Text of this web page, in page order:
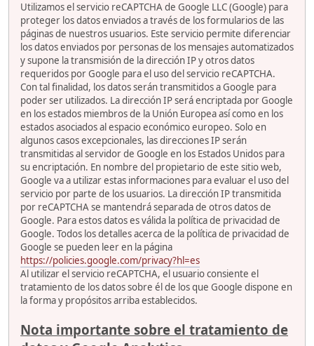
Utilizamos el servicio reCAPTCHA de Google LLC (Google) para
proteger los datos enviados a través de los formularios de las
páginas de nuestros usuarios. Este servicio permite diferenciar
los datos enviados por personas de los mensajes automatizados
y supone la transmisión de la dirección IP y otros datos
requeridos por Google para el uso del servicio reCAPTCHA.
Con tal finalidad, los datos serán transmitidos a Google para
poder ser utilizados. La dirección IP será encriptada por Google
en los estados miembros de la Unión Europea así como en los
estados asociados al espacio económico europeo. Solo en
algunos casos excepcionales, las direcciones IP serán
transmitidas al servidor de Google en los Estados Unidos para
su encriptación. En nombre del propietario de este sitio web,
Google va a utilizar estas informaciones para evaluar el uso del
servicio por parte de los usuarios. La dirección IP transmitida
por reCAPTCHA se mantendrá separada de otros datos de
Google. Para estos datos es válida la política de privacidad de
Google. Todos los detalles acerca de la política de privacidad de
Google se pueden leer en la página
https://policies.google.com/privacy?hl=es
Al utilizar el servicio reCAPTCHA, el usuario consiente el
tratamiento de los datos sobre él de los que Google dispone en
la forma y propósitos arriba establecidos.
Nota importante sobre el tratamiento de